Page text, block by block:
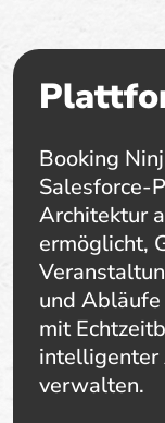
Booking
Salesforce-
Architektur
ermöglicht,
und Abläufe
mit
intelligenter
verwalten.